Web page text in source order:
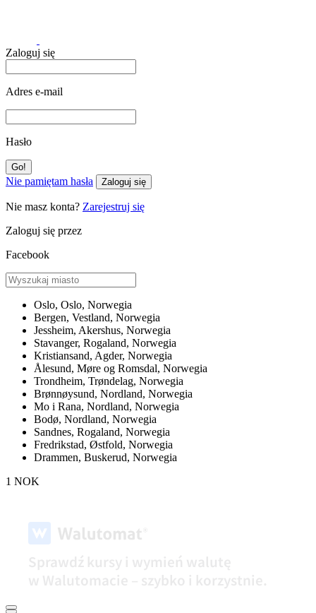
Zaloguj się
Adres e-mail
Hasło
Nie pamiętam hasła Zaloguj się
Nie masz konta? Zarejestruj się
Zaloguj się przez
Facebook
Oslo, Oslo, Norwegia
Bergen, Vestland, Norwegia
Jessheim, Akershus, Norwegia
Stavanger, Rogaland, Norwegia
Kristiansand, Agder, Norwegia
Ålesund, Møre og Romsdal, Norwegia
Trondheim, Trøndelag, Norwegia
Brønnøysund, Nordland, Norwegia
Mo i Rana, Nordland, Norwegia
Bodø, Nordland, Norwegia
Sandnes, Rogaland, Norwegia
Fredrikstad, Østfold, Norwegia
Drammen, Buskerud, Norwegia
1 NOK